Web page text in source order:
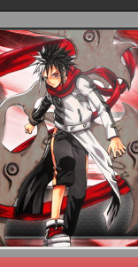
Scantrad